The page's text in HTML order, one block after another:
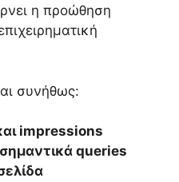
η προώθηση
συνήθως:
impressions
queries